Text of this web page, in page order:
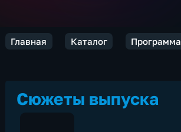
Главная Каталог Программа
Сюжеты выпуска